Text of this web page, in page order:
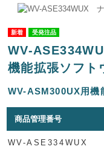
受発注品
WV-
機能拡張ソフト
WV-ASM300UX用機
商品管理番号
WV-ASE334WUX